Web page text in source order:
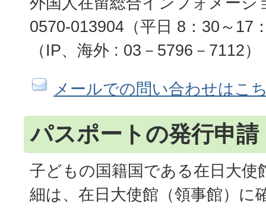
0570-013904（平日 8：30～17
（IP、海外 : 03－5796－7112）
メールでの問い合わせはこ
パスポートの発行申請
子どもの国籍国である在日大使
細は、在日大使館（領事館）に